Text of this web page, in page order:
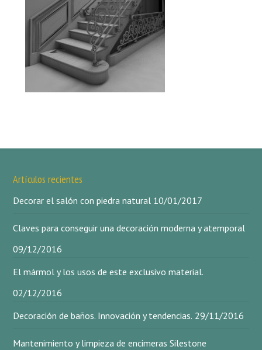
Artículos recientes
Decorar el salón con piedra natural 10/01/2017
Claves para conseguir una decoración moderna y atemporal
09/12/2016
El mármol y los usos de este exclusivo material.
02/12/2016
Decoración de baños. Innovación y tendencias. 29/11/2016
Mantenimiento y limpieza de encimeras Silestone